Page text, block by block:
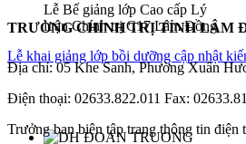
Lễ khai giảng lớp bồi dưỡng cập nhật
Lễ Bế giảng lớp Cao cấp Lý
luận Chính trị C17 Lâm Đồng
TRƯỜNG CHÍNH TRỊ TỈNH LÂM
Địa chỉ: 05 Khe Sanh, Phường Xuân
Điện thoại: 02633.822.011 Fax:
Trưởng ban biên tập trang thông tin